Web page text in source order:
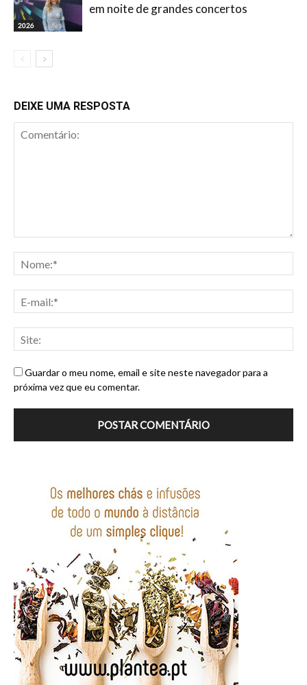
2026
em noite de grandes concertos
DEIXE UMA RESPOSTA
Guardar o meu nome, email e site neste navegador para a
próxima vez que eu comentar.